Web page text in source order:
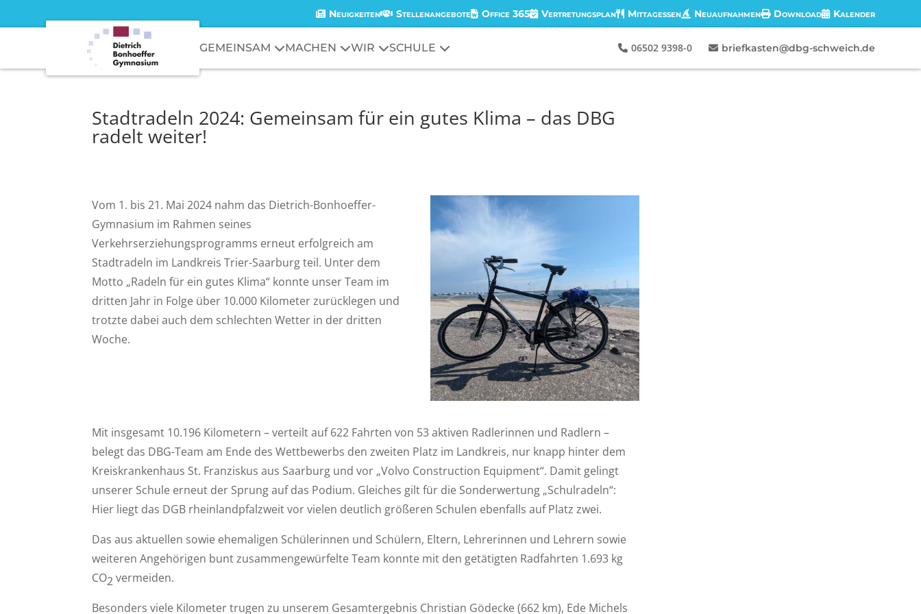
Neuigkeiten Stellenangebote Office 365 Vertretungsplan Mittagessen Neuaufnahmen Download Kalender
GEMEINSAM MACHEN WIR SCHULE 06502 9398-0 briefkasten@dbg-schweich.de
Stadtradeln 2024: Gemeinsam für ein gutes Klima – das DBG
radelt weiter!
Vom 1. bis 21. Mai 2024 nahm das Dietrich-Bonhoeffer-
Gymnasium im Rahmen seines
Verkehrserziehungsprogramms erneut erfolgreich am
Stadtradeln im Landkreis Trier-Saarburg teil. Unter dem
Motto „Radeln für ein gutes Klima“ konnte unser Team im
dritten Jahr in Folge über 10.000 Kilometer zurücklegen und
trotzte dabei auch dem schlechten Wetter in der dritten
Woche.
< >
Mit insgesamt 10.196 Kilometern – verteilt auf 622 Fahrten von 53 aktiven Radlerinnen und Radlern –
belegt das DBG-Team am Ende des Wettbewerbs den zweiten Platz im Landkreis, nur knapp hinter dem
Kreiskrankenhaus St. Franziskus aus Saarburg und vor „Volvo Construction Equipment“. Damit gelingt
unserer Schule erneut der Sprung auf das Podium. Gleiches gilt für die Sonderwertung „Schulradeln“:
Hier liegt das DGB rheinlandpfalzweit vor vielen deutlich größeren Schulen ebenfalls auf Platz zwei.
Das aus aktuellen sowie ehemaligen Schülerinnen und Schülern, Eltern, Lehrerinnen und Lehrern sowie
weiteren Angehörigen bunt zusammengewürfelte Team konnte mit den getätigten Radfahrten 1.693 kg
CO2vermeiden.
Besonders viele Kilometer trugen zu unserem Gesamtergebnis Christian Gödecke (662 km), Ede Michels